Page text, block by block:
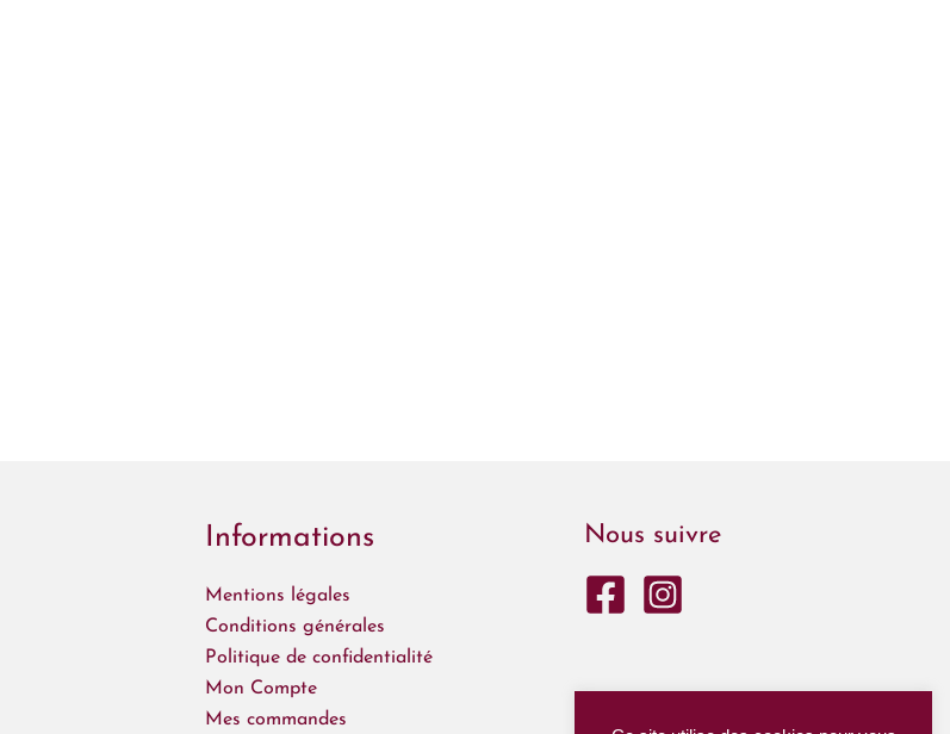
Informations
Mentions légales
Conditions générales
Politique de confidentialité
Mon Compte
Mes commandes
Nous suivre